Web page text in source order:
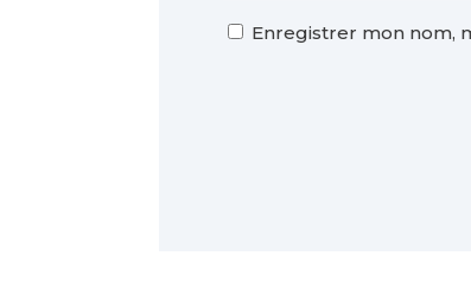
Enregistrer mon nom,